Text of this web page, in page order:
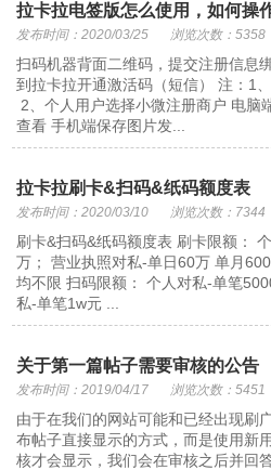
拉卡拉电签版怎么使用，如何操
发布时间：2020/03/25 浏览次数：5358
扫码机器背面二维码，提交注册信息
到拉卡拉开通激活码（短信） 注：1
2、个人用户选择小微注册商户 电脑
查看 手机端保存图片发...
拉卡拉刷卡&扫码&纸码额度表
发布时间：2020/03/10 浏览次数：7344
刷卡&扫码&纸码额度表 刷卡限额：
万； 营业执照对私-单日60万 单月
均不限 扫码限额： 个人对私-单笔
私-单笔1w元 ...
关于第一篇帖子需要审核的公告
发布时间：2019/04/17 浏览次数：5451
由于在我们的网站可能和已经出现刷
布帖子直接显示的方式，而是使用新
核才会显示，我们会在审核之后并回